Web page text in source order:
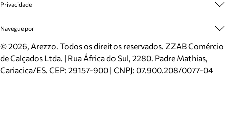
Mapa do Site
Inverno
Mundo Arezzo
Cadastro
Meus Pedidos
Trocas e Devoluções
Cartão Presente
Localizador de lojas
Privacidade
Politica e Privacidade
Navegue por
Sapatos
Bolsas
Scarpins
©2026, Arezzo. Todos os direitos reservados. ZZAB Comércio
de Calçados Ltda. | Rua África do Sul, 2280. Padre Mathias,
Cariacica/ES. CEP: 29157-900 | CNPJ: 07.900.208/0077-04